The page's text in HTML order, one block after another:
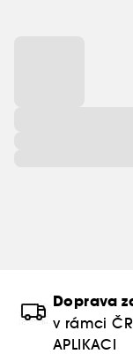
Doprava
v rámci
APLIKACI